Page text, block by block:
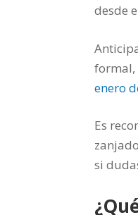
desde
formal,
enero
Es
si